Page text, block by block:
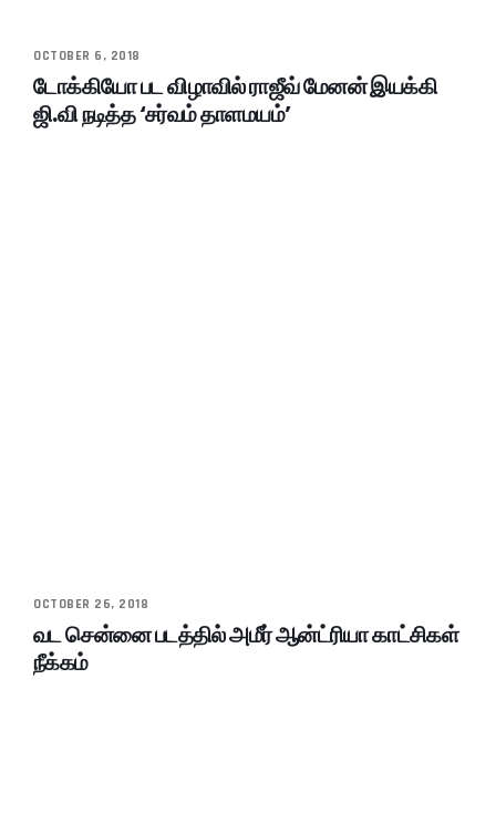
OCTOBER 6, 2018
டோக்கியோ பட விழாவில் ராஜீவ் மேனன் இயக்கி
ஜி.வி நடித்த ‘சர்வம் தாளமயம்’
OCTOBER 26, 2018
வட சென்னை படத்தில் அமீர் ஆன்ட்ரியா காட்சிகள்
நீக்கம்